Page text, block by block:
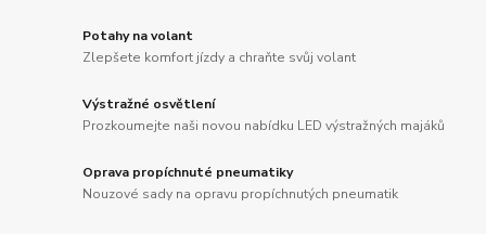
Potahy na volant
Zlepšete komfort jízdy a chraňte svůj volant
Výstražné osvětlení
Prozkoumejte naši novou nabídku LED výstražných majáků
Oprava propíchnuté pneumatiky
Nouzové sady na opravu propíchnutých pneumatik